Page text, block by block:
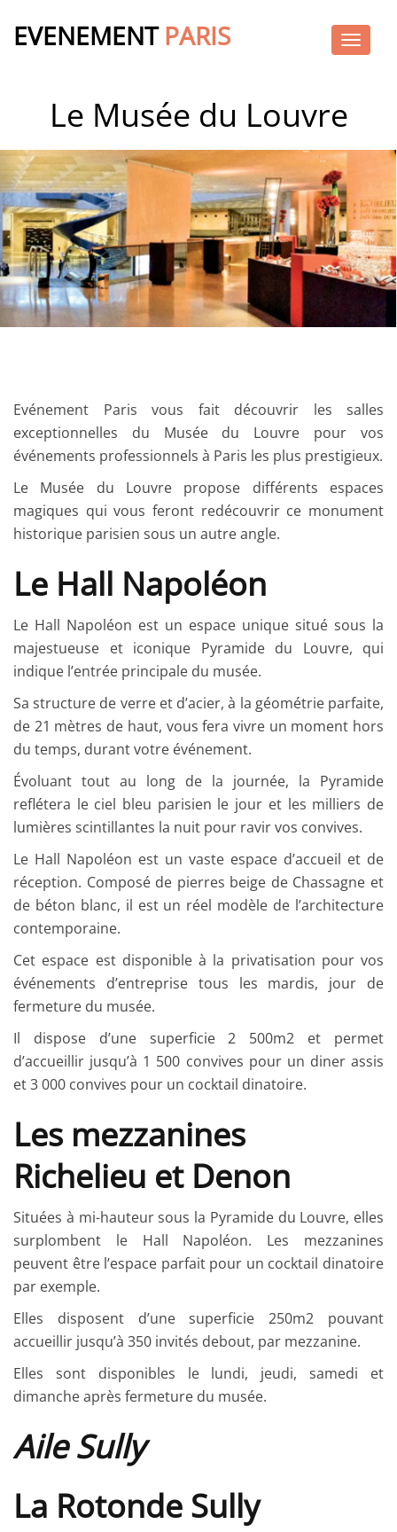
EVENEMENTPARIS
Le Musée du Louvre
Evénement Paris vous fait découvrir les salles
exceptionnelles du Musée du Louvre pour vos
événements professionnels à Paris les plus prestigieux.
Le Musée du Louvre propose différents espaces
magiques qui vous feront redécouvrir ce monument
historique parisien sous un autre angle.
Le Hall Napoléon
Le Hall Napoléon est un espace unique situé sous la
majestueuse et iconique Pyramide du Louvre, qui
indique l’entrée principale du musée.
Sa structure de verre et d’acier, à la géométrie parfaite,
de 21 mètres de haut, vous fera vivre un moment hors
du temps, durant votre événement.
Évoluant tout au long de la journée, la Pyramide
reflétera le ciel bleu parisien le jour et les milliers de
lumières scintillantes la nuit pour ravir vos convives.
Le Hall Napoléon est un vaste espace d’accueil et de
réception. Composé de pierres beige de Chassagne et
de béton blanc, il est un réel modèle de l’architecture
contemporaine.
Cet espace est disponible à la privatisation pour vos
événements d’entreprise tous les mardis, jour de
fermeture du musée.
Il dispose d’une superficie 2 500m2 et permet
d’accueillir jusqu’à 1 500 convives pour un diner assis
et 3 000 convives pour un cocktail dinatoire.
Les mezzanines
Richelieu et Denon
Situées à mi-hauteur sous la Pyramide du Louvre, elles
surplombent le Hall Napoléon. Les mezzanines
peuvent être l’espace parfait pour un cocktail dinatoire
par exemple.
Elles disposent d’une superficie 250m2 pouvant
accueillir jusqu’à 350 invités debout, par mezzanine.
Elles sont disponibles le lundi, jeudi, samedi et
dimanche après fermeture du musée.
Aile Sully
La Rotonde Sully